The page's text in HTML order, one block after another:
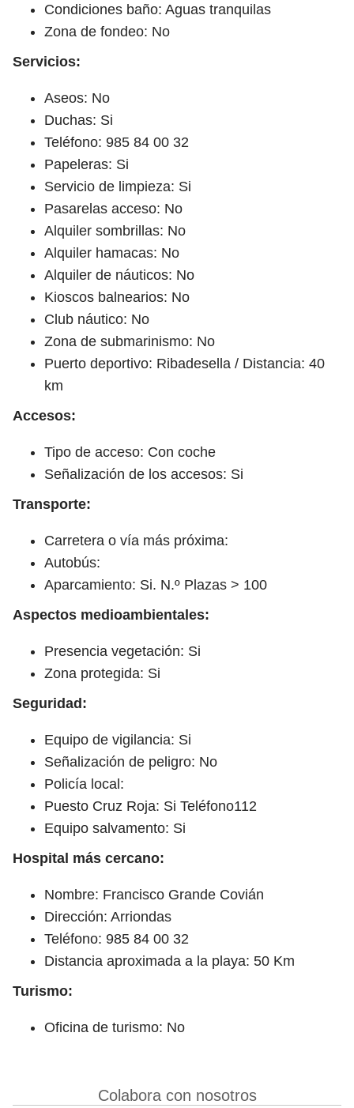
Condiciones baño: Aguas tranquilas
Zona de fondeo: No
Servicios:
Aseos: No
Duchas: Si
Teléfono: 985 84 00 32
Papeleras: Si
Servicio de limpieza: Si
Pasarelas acceso: No
Alquiler sombrillas: No
Alquiler hamacas: No
Alquiler de náuticos: No
Kioscos balnearios: No
Club náutico: No
Zona de submarinismo: No
Puerto deportivo: Ribadesella / Distancia: 40
km
Accesos:
Tipo de acceso: Con coche
Señalización de los accesos: Si
Transporte:
Carretera o vía más próxima:
Autobús:
Aparcamiento: Si. N.º Plazas > 100
Aspectos medioambientales:
Presencia vegetación: Si
Zona protegida: Si
Seguridad:
Equipo de vigilancia: Si
Señalización de peligro: No
Policía local:
Puesto Cruz Roja: Si Teléfono112
Equipo salvamento: Si
Hospital más cercano:
Nombre: Francisco Grande Covián
Dirección: Arriondas
Teléfono: 985 84 00 32
Distancia aproximada a la playa: 50 Km
Turismo:
Oficina de turismo: No
Colabora con nosotros